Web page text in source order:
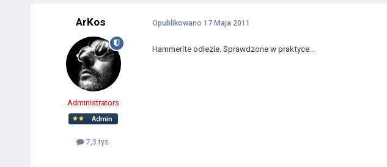
ArKos
Administrators
7,3 tys.
Opublikowano 17 Maja 2011
Hammerite odlezie. Sprawdzone w praktyce...